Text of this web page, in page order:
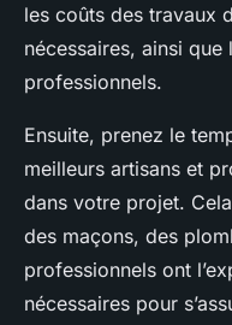
les coûts des travaux
nécessaires, ainsi
professionnels.
Ensuite, prenez le
meilleurs artisans et
dans votre projet.
des maçons, des
professionnels ont
nécessaires pour